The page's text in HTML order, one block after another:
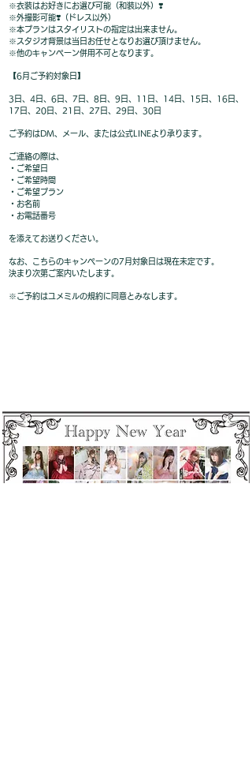
※衣装はお好きにお選び可能（和装以外）❣️
※外撮影可能❣️（ドレス以外）
※本プランはスタイリストの指定は出来ません。
※スタジオ背景は当日お任せとなりお選び頂けません。
※他のキャンペーン併用不可となります。
【6月ご予約対象日】
3日、4日、6日、7日、8日、9日、11日、14日、15日、16日、
17日、20日、21日、27日、29日、30日
ご予約はDM、メール、または公式LINEより承ります。
ご連絡の際は、
・ご希望日
・ご希望時間
・ご希望プラン
・お名前
・お電話番号
を添えてお送りください。
なお、こちらのキャンペーンの7月対象日は現在未定です。
決まり次第ご案内いたします。
※ご予約はユメミルの規約に同意とみなします。